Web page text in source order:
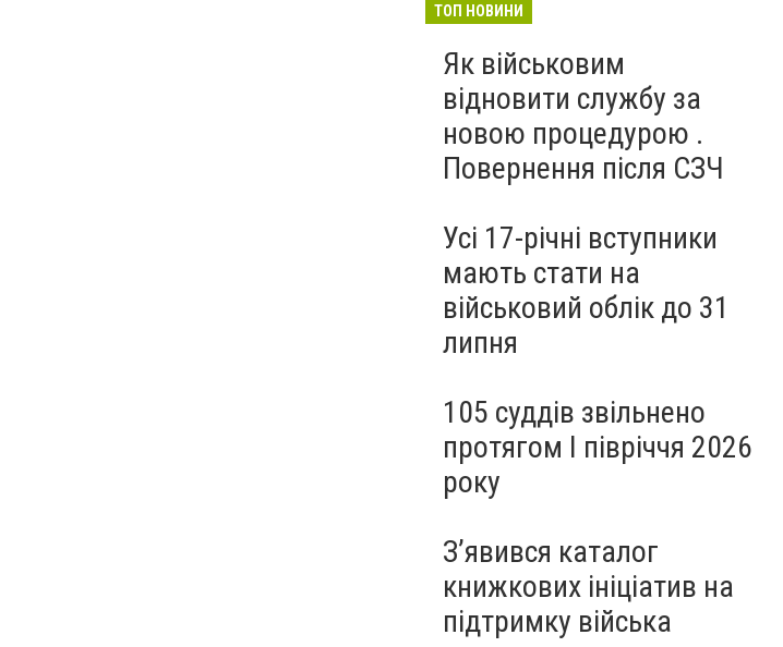
ТОП НОВИНИ
Як військовим
відновити службу за
новою процедурою .
Повернення після СЗЧ
Усі 17-річні вступники
мають стати на
військовий облік до 31
липня
105 суддів звільнено
протягом I півріччя 2026
року
З’явився каталог
книжкових ініціатив на
підтримку війська